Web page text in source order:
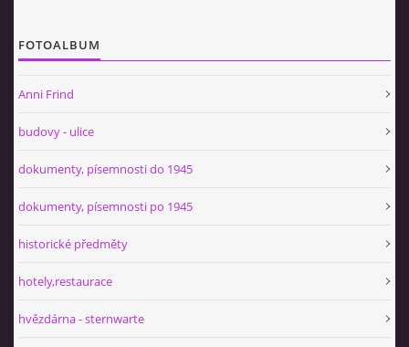
FOTOALBUM
Anni Frind
budovy - ulice
dokumenty, písemnosti do 1945
dokumenty, písemnosti po 1945
historické předměty
hotely,restaurace
hvězdárna - sternwarte